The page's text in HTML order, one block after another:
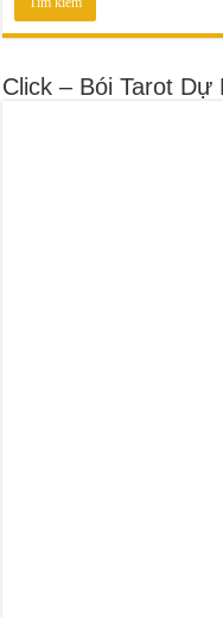
Click – Bói Tarot Dự